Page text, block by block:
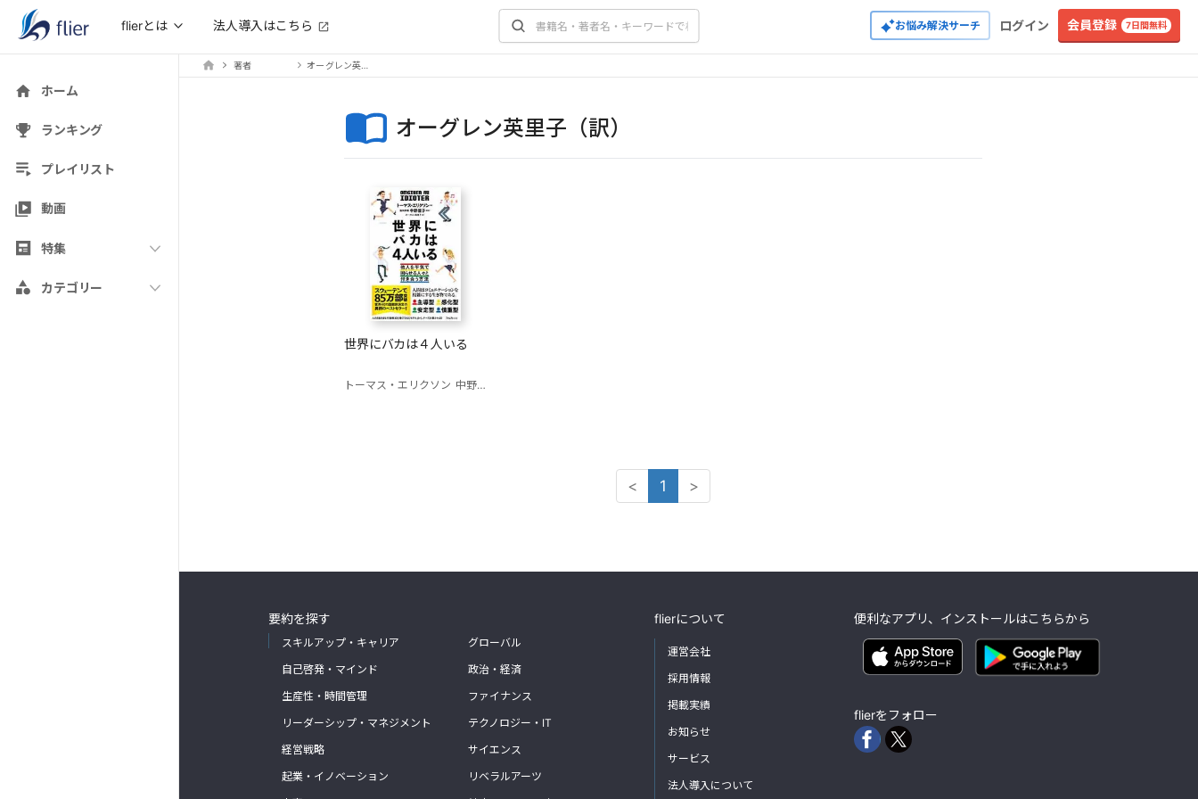
flierとは 法人導入はこちら お悩み解決サーチ ログイン 会員登録 7日間無料
ホーム
ランキング
プレイリスト
動画
特集
カテゴリー
著者
オーグレン英里子（訳）
世界にバカは４人いる
トーマス・エリクソン 中野信子（監修）
< 1 >
要約を探す
スキルアップ・キャリア
自己啓発・マインド
生産性・時間管理
リーダーシップ・マネジメント
経営戦略
起業・イノベーション
グローバル
政治・経済
ファイナンス
テクノロジー・IT
サイエンス
リベラルアーツ
flierについて
運営会社
採用情報
掲載実績
お知らせ
サービス
法人導入について
便利なアプリ、インストールはこちらから
flierをフォロー